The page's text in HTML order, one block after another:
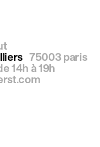
75003 paris
14h à 19h